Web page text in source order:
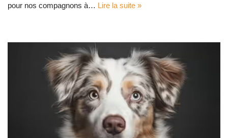
pour nos compagnons à… Lire la suite »